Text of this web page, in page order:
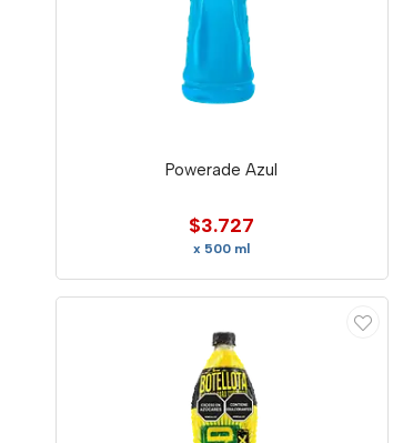
Powerade Azul
$3.727
x 500 ml